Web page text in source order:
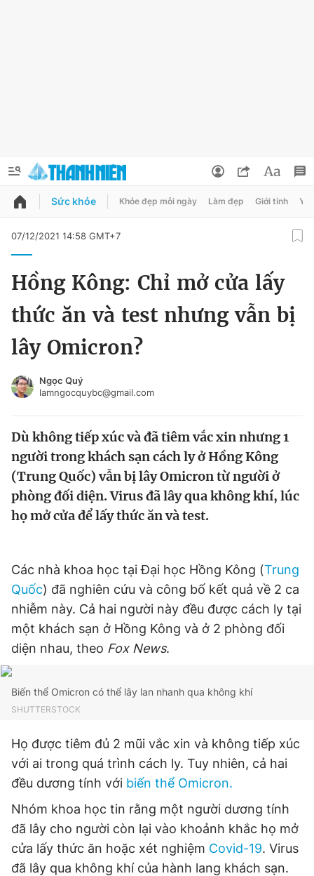
QUẢNG CÁO ĐẶT BÁO
Chuyên mục
Chào ngày mới
Video Magazine
Sản phẩm khác
Thông tin tòa soạn Liên hệ quảng cáo
Theo dõi báo trên
Hotline
0906 645 777
Liên hệ quảng cáo
0908 780 404
Đặt báo Quảng cáo RSS Tòa soạn Chính sách bảo
Đổi mật khẩu
Tin đã lưu
Tin đã xem
Đăng xuất
Sức khỏe Khỏe đẹp mỗi ngày Làm đẹp Giới tính Y
07/12/2021 14:58 GMT+7
Hồng Kông: Chỉ mở cửa lấy
thức ăn và test nhưng vẫn bị
lây Omicron?
Ngọc Quý
lamngocquybc@gmail.com
Dù không tiếp xúc và đã tiêm vắc xin nhưng 1
người trong khách sạn cách ly ở Hồng Kông
(Trung Quốc) vẫn bị lây Omicron từ người ở
phòng đối diện. Virus đã lây qua không khí, lúc
họ mở cửa để lấy thức ăn và test.
Các nhà khoa học tại Đại học Hồng Kông (Trung
Quốc) đã nghiên cứu và công bố kết quả về 2 ca
nhiễm này. Cả hai người này đều được cách ly tại
một khách sạn ở Hồng Kông và ở 2 phòng đối
diện nhau, theo Fox News.
Biến thể Omicron có thể lây lan nhanh qua không khí
SHUTTERSTOCK
Họ được tiêm đủ 2 mũi vắc xin và không tiếp xúc
với ai trong quá trình cách ly. Tuy nhiên, cả hai
đều dương tính với biến thể Omicron.
Nhóm khoa học tin rằng một người dương tính
đã lây cho người còn lại vào khoảnh khắc họ mở
cửa lấy thức ăn hoặc xét nghiệm Covid-19. Virus
đã lây qua không khí của hành lang khách sạn.